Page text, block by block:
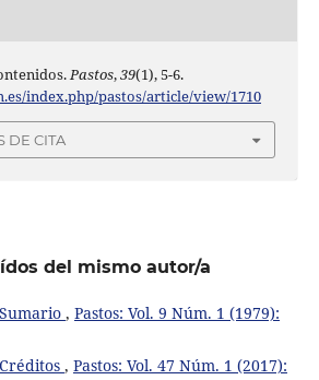
Pastos,39(1), 5-6.
index.php/pastos/article/view/1710
DE CITA
del mismo autor/a
Sumario , Pastos: Vol. 9 Núm. 1 (1979):
Créditos , Pastos: Vol. 47 Núm. 1 (2017):